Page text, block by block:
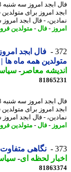
امروز برای متولدین
- فال ابجد امروز سه شنبه 23 تیر
- فال-متولدین
همه ماه ها |
معاصر-سیاسی-
امروز برای متولدین
- فال ابجد امروز سه شنبه 23 تیر
- فال-متولدین
نگاهی متفاوت به
لحظه ای- سیاسی